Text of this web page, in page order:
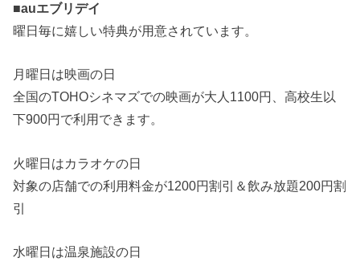
■auエブリデイ
曜日毎に嬉しい特典が用意されています。
月曜日は映画の日
全国のTOHOシネマズでの映画が大人1100円、高校生以
下900円で利用できます。
火曜日はカラオケの日
対象の店舗での利用料金が1200円割引＆飲み放題200円割
引
水曜日は温泉施設の日